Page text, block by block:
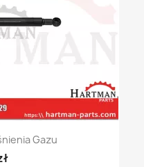
Gazu